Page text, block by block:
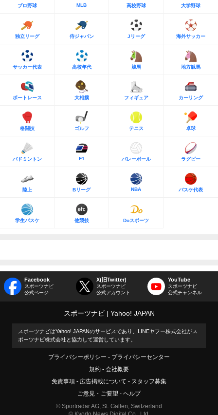
プロ野球 MLB 高校野球 大学野球
独立リーグ 侍ジャパン Jリーグ 海外サッカー
サッカー代表 高校年代 競馬 地方競馬
ボートレース 大相撲 フィギュア カーリング
格闘技 ゴルフ テニス 卓球
バドミントン F1 バレーボール ラグビー
陸上 Bリーグ NBA バスケ代表
学生バスケ 他競技 Doスポーツ
Facebook
スポーツナビ
公式ページ
X(旧Twitter)
スポーツナビ
公式アカウント
YouTube
スポーツナビ
公式チャンネル
スポーツナビ Yahoo! JAPAN
スポーツナビはYahoo! JAPANのサービスであり、LINEヤフー株式会社がス
ポーツナビ株式会社と協力して運営しています。
プライバシーポリシー
プライバシーセンター
規約
会社概要
免責事項
広告掲載について
スタッフ募集
ご意見・ご要望
ヘルプ
© Sportradar AG, St. Gallen, Switzerland